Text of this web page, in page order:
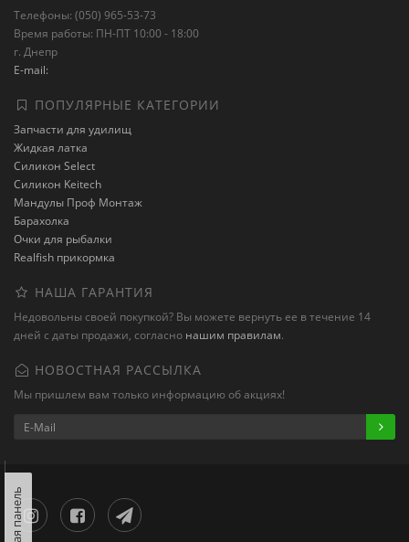
Телефоны: (050) 965-53-73
Время работы: ПН-ПТ 10:00 - 18:00
г. Днепр
E-mail:
ПОПУЛЯРНЫЕ КАТЕГОРИИ
Запчасти для удилищ
Жидкая латка
Силикон Select
Силикон Keitech
Мандулы Проф Монтаж
Барахолка
Очки для рыбалки
Realfish прикормка
НАША ГАРАНТИЯ
Недовольны своей покупкой? Вы можете вернуть ее в течение 14
дней с даты продажи, согласно нашим правилам.
НОВОСТНАЯ РАССЫЛКА
Мы пришлем вам только информацию об акциях!